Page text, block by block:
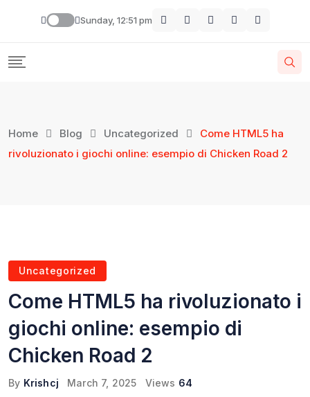
Sunday, 12:51 pm
Home Blog Uncategorized
Come HTML5 ha
rivoluzionato i giochi online: esempio di Chicken Road 2
Uncategorized
Come HTML5 ha rivoluzionato i
giochi online: esempio di
Chicken Road 2
By Krishcj March 7, 2025 Views 64